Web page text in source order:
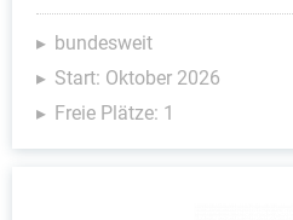
bundesweit
Start: Oktober 2026
Freie Plätze: 1